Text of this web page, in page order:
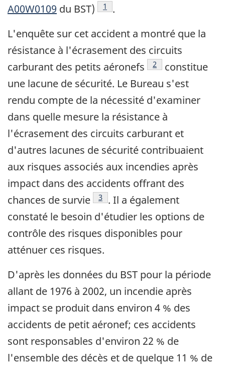
A00W0109 du BST) Note de bas de page
1
.
L'enquête sur cet accident a montré que la
résistance à l'écrasement des circuits
carburant des petits aéronefs
Note de bas de page
2
constitue
une lacune de sécurité. Le Bureau s'est
rendu compte de la nécessité d'examiner
dans quelle mesure la résistance à
l'écrasement des circuits carburant et
d'autres lacunes de sécurité contribuaient
aux risques associés aux incendies après
impact dans des accidents offrant des
chances de survie
Note de bas de page
3 . Il a également
constaté le besoin d'étudier les options de
contrôle des risques disponibles pour
atténuer ces risques.
D'après les données du BST pour la période
allant de 1976 à 2002, un incendie après
impact se produit dans environ 4 % des
accidents de petit aéronef; ces accidents
sont responsables d'environ 22 % de
l'ensemble des décès et de quelque 11 % de